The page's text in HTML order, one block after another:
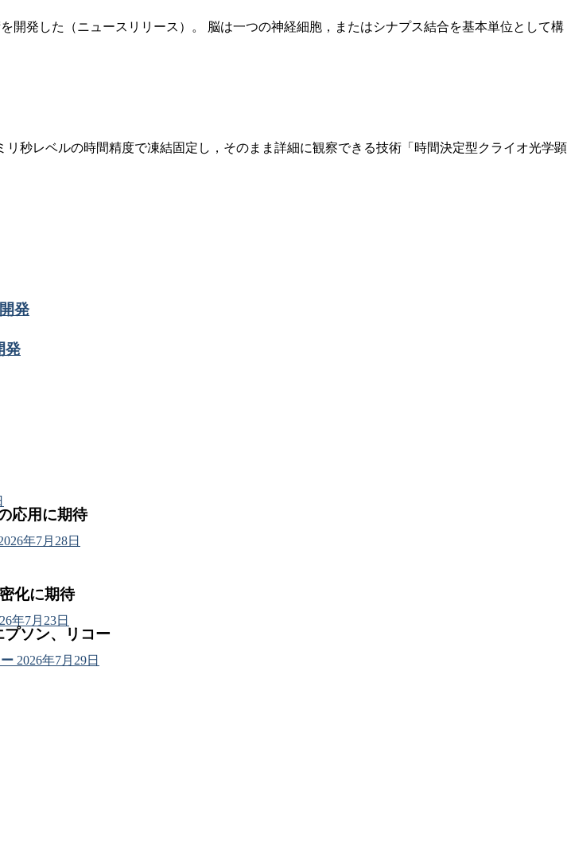
発した（ニュースリリース）。 脳は一つの神経細胞，またはシナプス結合を基本単位として構
秒レベルの時間精度で凍結固定し，そのまま詳細に観察できる技術「時間決定型クライオ光学顕
発
発
応用に期待
年7月28日
化に期待
年7月23日
ソン、リコー
2026年7月29日